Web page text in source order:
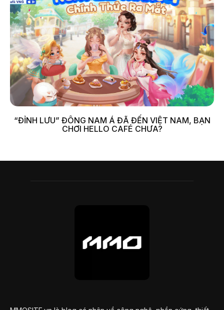
“ĐỈNH LƯU” ĐÔNG NAM Á ĐÃ ĐẾN VIỆT NAM, BẠN
CHƠI HELLO CAFÉ CHƯA?